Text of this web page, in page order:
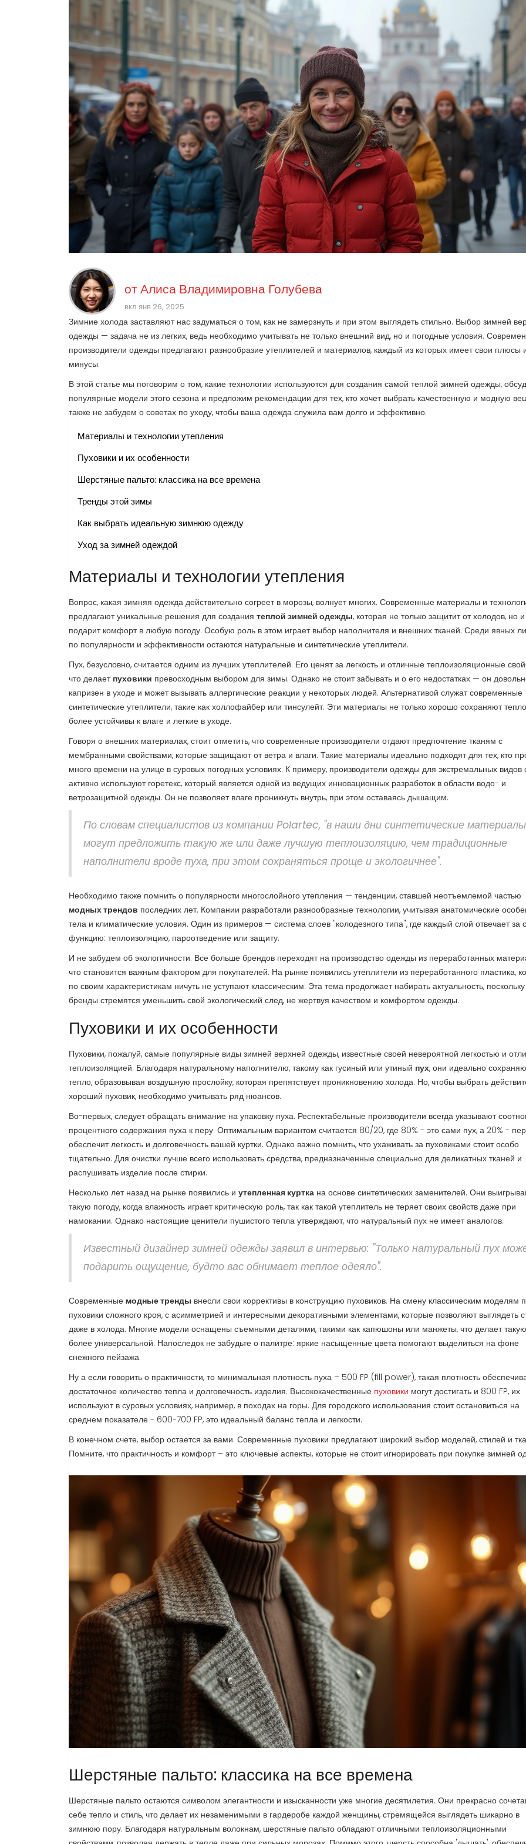
отАлиса Владимировна Голубева
вкл янв 26, 2025
Зимние холода заставляют нас задуматься о том, как не замерзнуть и при этом выглядеть стильно. Выбор зимней
одежды — задача не из легких, ведь необходимо учитывать не только внешний вид, но и погодные условия.
производители одежды предлагают разнообразие утеплителей и материалов, каждый из которых имеет свои плюсы
минусы.
В этой статье мы поговорим о том, какие технологии используются для создания самой теплой зимней одежды,
популярные модели этого сезона и предложим рекомендации для тех, кто хочет выбрать качественную и модную
также не забудем о советах по уходу, чтобы ваша одежда служила вам долго и эффективно.
Материалы и технологии утепления
Пуховики и их особенности
Шерстяные пальто: классика на все времена
Тренды этой зимы
Как выбрать идеальную зимнюю одежду
Уход за зимней одеждой
Материалы и технологии утепления
Вопрос, какая зимняя одежда действительно согреет в морозы, волнует многих. Современные материалы и
предлагают уникальные решения для создания теплой зимней одежды, которая не только защитит от холодов, но и
подарит комфорт в любую погоду. Особую роль в этом играет выбор наполнителя и внешних тканей. Среди явных
по популярности и эффективности остаются натуральные и синтетические утеплители.
Пух, безусловно, считается одним из лучших утеплителей. Его ценят за легкость и отличные теплоизоляционные
что делает пуховики превосходным выбором для зимы. Однако не стоит забывать и о его недостатках — он
капризен в уходе и может вызывать аллергические реакции у некоторых людей. Альтернативой служат современные
синтетические утеплители, такие как холлофайбер или тинсулейт. Эти материалы не только хорошо сохраняют
более устойчивы к влаге и легкие в уходе.
Говоря о внешних материалах, стоит отметить, что современные производители отдают предпочтение тканям с
мембранными свойствами, которые защищают от ветра и влаги. Такие материалы идеально подходят для тех, кто
много времени на улице в суровых погодных условиях. К примеру, производители одежды для экстремальных видов
активно используют горетекс, который является одной из ведущих инновационных разработок в области водо- и
ветрозащитной одежды. Он не позволяет влаге проникнуть внутрь, при этом оставаясь дышащим.
По словам специалистов из компании Polartec, "в наши дни синтетические материалы
могут предложить такую же или даже лучшую теплоизоляцию, чем традиционные
наполнители вроде пуха, при этом сохраняться проще и экологичнее".
Необходимо также помнить о популярности многослойного утепления — тенденции, ставшей неотъемлемой частью
модных трендов последних лет. Компании разработали разнообразные технологии, учитывая анатомические
тела и климатические условия. Один из примеров — система слоев "колодезного типа", где каждый слой отвечает за
функцию: теплоизоляцию, пароотведение или защиту.
И не забудем об экологичности. Все больше брендов переходят на производство одежды из переработанных
что становится важным фактором для покупателей. На рынке появились утеплители из переработанного пластика,
по своим характеристикам ничуть не уступают классическим. Эта тема продолжает набирать актуальность, поскольку
бренды стремятся уменьшить свой экологический след, не жертвуя качеством и комфортом одежды.
Пуховики и их особенности
Пуховики, пожалуй, самые популярные виды зимней верхней одежды, известные своей невероятной легкостью и
теплоизоляцией. Благодаря натуральному наполнителю, такому как гусиный или утиный пух, они идеально
тепло, образовывая воздушную прослойку, которая препятствует проникновению холода. Но, чтобы выбрать
хороший пуховик, необходимо учитывать ряд нюансов.
Во-первых, следует обращать внимание на упаковку пуха. Респектабельные производители всегда указывают
процентного содержания пуха к перу. Оптимальным вариантом считается 80/20, где 80% - это сами пух, а 20% -
обеспечит легкость и долговечность вашей куртки. Однако важно помнить, что ухаживать за пуховиками стоит особо
тщательно. Для очистки лучше всего использовать средства, предназначенные специально для деликатных тканей и
распушивать изделие после стирки.
Несколько лет назад на рынке появились и утепленная куртка на основе синтетических заменителей. Они
такую погоду, когда влажность играет критическую роль, так как такой утеплитель не теряет своих свойств даже при
намокании. Однако настоящие ценители пушистого тепла утверждают, что натуральный пух не имеет аналогов.
Известный дизайнер зимней одежды заявил в интервью: "Только натуральный пух
подарить ощущение, будто вас обнимает теплое одеяло".
Современные модные тренды внесли свои коррективы в конструкцию пуховиков. На смену классическим моделям
пуховики сложного кроя, с асимметрией и интересными декоративными элементами, которые позволяют выглядеть
даже в холода. Многие модели оснащены съемными деталями, такими как капюшоны или манжеты, что делает такую
более универсальной. Напоследок не забудьте о палитре: яркие насыщенные цвета помогают выделиться на фоне
снежного пейзажа.
Ну а если говорить о практичности, то минимальная плотность пуха – 500 FP (fill power), такая плотность
достаточное количество тепла и долговечность изделия. Высококачественные пуховики могут достигать и 800 FP, их
используют в суровых условиях, например, в походах на горы. Для городского использования стоит остановиться на
среднем показателе - 600-700 FP, это идеальный баланс тепла и легкости.
В конечном счете, выбор остается за вами. Современные пуховики предлагают широкий выбор моделей, стилей и
Помните, что практичность и комфорт – это ключевые аспекты, которые не стоит игнорировать при покупке зимней
Шерстяные пальто: классика на все времена
Шерстяные пальто остаются символом элегантности и изысканности уже многие десятилетия. Они прекрасно
себе тепло и стиль, что делает их незаменимыми в гардеробе каждой женщины, стремящейся выглядеть шикарно в
зимнюю пору. Благодаря натуральным волокнам, шерстяные пальто обладают отличными теплоизоляционными